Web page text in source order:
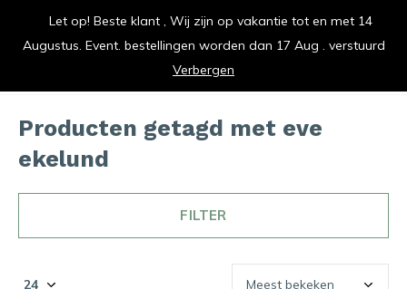
vrolijk je keuken op
Producten getagd met eve
ekelund
FILTER
Let op! Beste klant , Wij zijn op vakantie tot en met 14
Augustus. Event. bestellingen worden dan 17 Aug . verstuurd
Verbergen